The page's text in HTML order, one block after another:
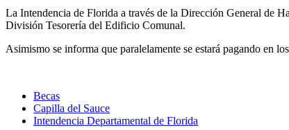
La Intendencia de Florida a través de la Dirección General de
División Tesorería del Edificio Comunal.
Asimismo se informa que paralelamente se estará pagando en
Becas
Capilla del Sauce
Intendencia Departamental de Florida